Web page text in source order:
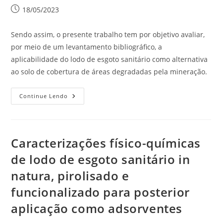
18/05/2023
Sendo assim, o presente trabalho tem por objetivo avaliar,
por meio de um levantamento bibliográfico, a
aplicabilidade do lodo de esgoto sanitário como alternativa
ao solo de cobertura de áreas degradadas pela mineração.
Continue Lendo
Caracterizações físico-químicas
de lodo de esgoto sanitário in
natura, pirolisado e
funcionalizado para posterior
aplicação como adsorventes